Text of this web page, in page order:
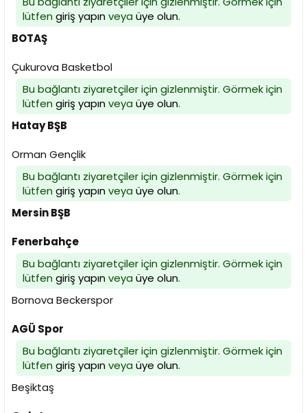
lütfen giriş yapınveya üye olun.
BOTAŞ
Çukurova Basketbol
Bu bağlantı ziyaretçiler için gizlenmiştir. Görmek için
lütfen giriş yapınveya üye olun.
Hatay BŞB
Orman Gençlik
Bu bağlantı ziyaretçiler için gizlenmiştir. Görmek için
lütfen giriş yapınveya üye olun.
Mersin BŞB
Fenerbahçe
Bu bağlantı ziyaretçiler için gizlenmiştir. Görmek için
lütfen giriş yapınveya üye olun.
Bornova Beckerspor
AGÜ Spor
Bu bağlantı ziyaretçiler için gizlenmiştir. Görmek için
lütfen giriş yapınveya üye olun.
Beşiktaş